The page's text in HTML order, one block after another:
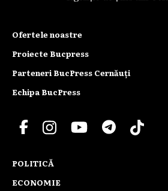
Ofertele noastre
Proiecte Bucpress
Parteneri BucPress Cernăuți
Echipa BucPress
POLITICĂ
ECONOMIE